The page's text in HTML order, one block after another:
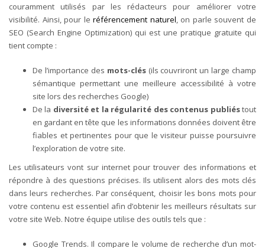
couramment utilisés par les rédacteurs pour améliorer votre
visibilité. Ainsi, pour leréférencement naturel, on parle souvent de
SEO (Search Engine Optimization) qui est une pratique gratuite qui
tient compte :
De l’importance des mots-clés(ils couvriront un large champ
sémantique permettant une meilleure accessibilité à votre
site lors des recherches Google)
De la diversité et la régularité des contenus publiéstout
en gardant en tête que les informations données doivent être
fiables et pertinentes pour que le visiteur puisse poursuivre
l’exploration de votre site.
Les utilisateurs vont sur internet pour trouver des informations et
répondre à des questions précises. Ils utilisent alors des mots clés
dans leurs recherches. Par conséquent, choisir les bons mots pour
votre contenu est essentiel afin d’obtenir les meilleurs résultats sur
votre site Web. Notre équipe utilise des outils tels que :
Google Trends. Il compare le volume de recherche d’un mot-